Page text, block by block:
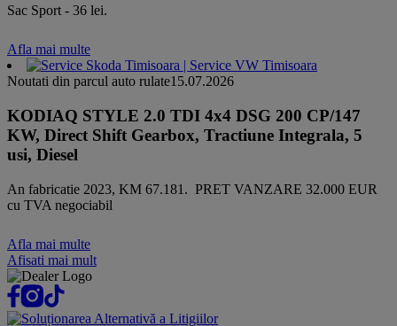
Sac Sport - 36 lei.
Afla mai multe
Noutati din parcul auto rulate15.07.2026
KODIAQ STYLE 2.0 TDI 4x4 DSG 200 CP/147
KW, Direct Shift Gearbox, Tractiune Integrala, 5
usi, Diesel
An fabricatie 2023, KM 67.181. PRET VANZARE 32.000 EUR
cu TVA negociabil
Afla mai multe
Afisati mai mult